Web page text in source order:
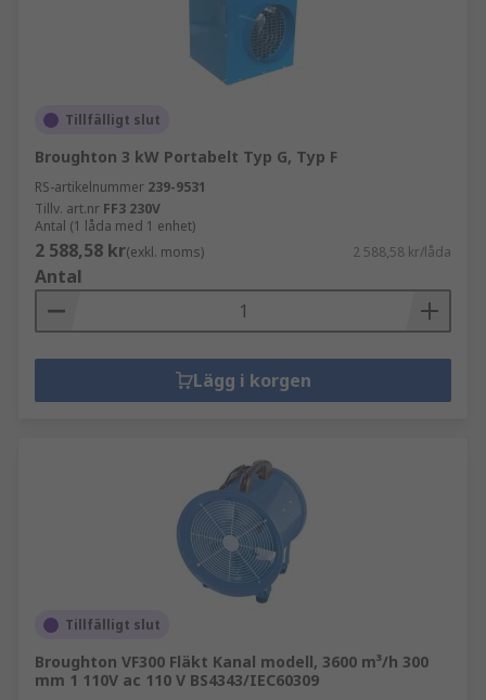
Tillfälligt slut
Broughton 3 kW Portabelt Typ G, Typ F
RS-artikelnummer 239-9531
Tillv. art.nr FF3 230V
Antal (1 låda med 1 enhet)
2 588,58 kr(exkl. moms) 2 588,58 kr/låda
Antal
Lägg i korgen
Tillfälligt slut
Broughton VF300 Fläkt Kanal modell, 3600 m³/h 300
mm 1 110V ac 110 V BS4343/IEC60309